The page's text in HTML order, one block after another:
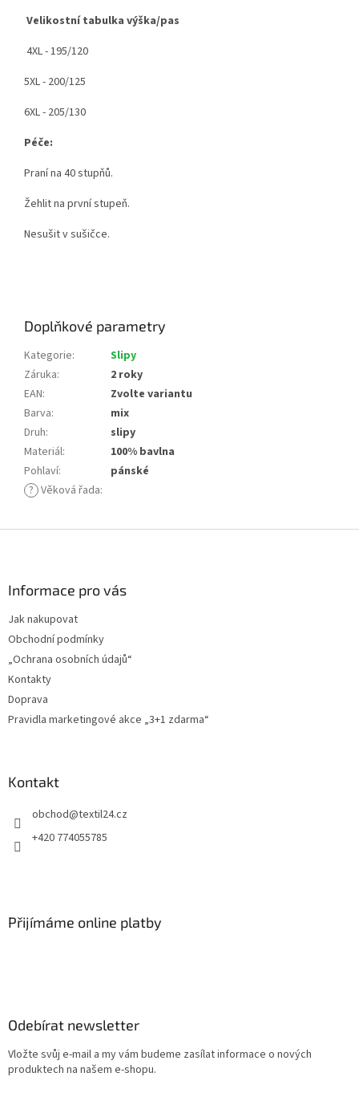
Velikostní tabulka výška/pas
4XL - 195/120
5XL - 200/125
6XL - 205/130
Péče:
Praní na 40 stupňů.
Žehlit na první stupeň.
Nesušit v sušičce.
Doplňkové parametry
Kategorie:
Slipy
Záruka:
2 roky
EAN:
Zvolte variantu
Barva:
mix
Druh:
slipy
Materiál:
100% bavlna
Pohlaví:
pánské
? Věková řada:
Informace pro vás
Jak nakupovat
Obchodní podmínky
„Ochrana osobních údajů“
Kontakty
Doprava
Pravidla marketingové akce „3+1 zdarma“
Kontakt
obchod@textil24.cz
+420 774055785
Přijímáme online platby
Odebírat newsletter
Vložte svůj e-mail a my vám budeme zasílat informace o nových
produktech na našem e-shopu.